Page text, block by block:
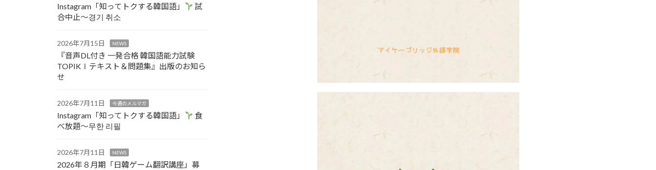
Instagram「知ってトクする韓国語」
試
合中止～경기 취소
2026年7月15日 NEWS
『音声DL付き 一発合格 韓国語能力試験
TOPIKⅠテキスト＆問題集』出版のお知ら
せ
2026年7月11日 今週のメルマガ
Instagram「知ってトクする韓国語」
食
べ放題～무한 리필
2026年7月11日 NEWS
2026年８月期「日韓ゲーム翻訳講座」募